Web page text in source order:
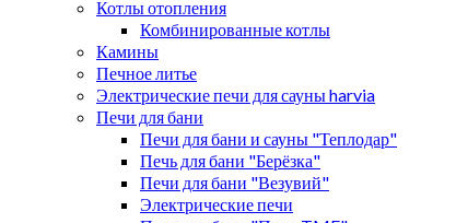
Котлы отопления
Комбинированные котлы
Камины
Печное литье
Электрические печи для сауны harvia
Печи для бани
Печи для бани и сауны "Теплодар"
Печь для бани "Берёзка"
Печи для бани "Везувий"
Электрические печи